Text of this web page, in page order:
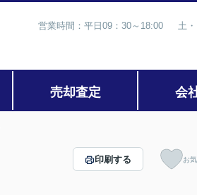
営業時間：平日09：30～18:00 土
売却査定 会
印刷する お